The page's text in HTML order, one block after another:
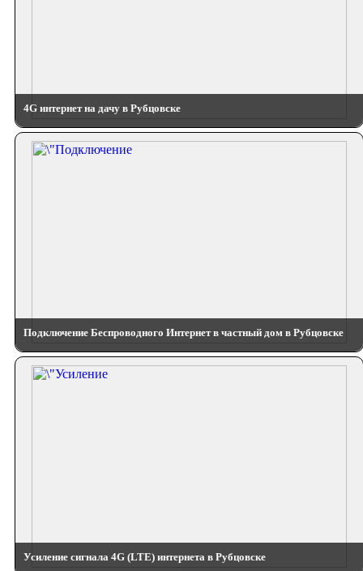
4G интернет на дачу в Рубцовске
Подключение Беспроводного Интернет в частный дом в Рубцовске
Усиление сигнала 4G (LTE) интернета в Рубцовске